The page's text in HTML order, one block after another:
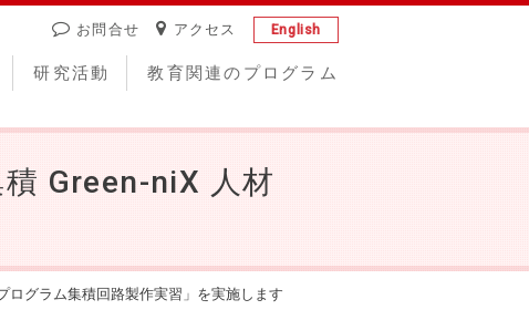
研究活動 教育関連のプログラム
お問合せ アクセス English
積 Green-niX 人材
ログラム集積回路製作実習」を実施します